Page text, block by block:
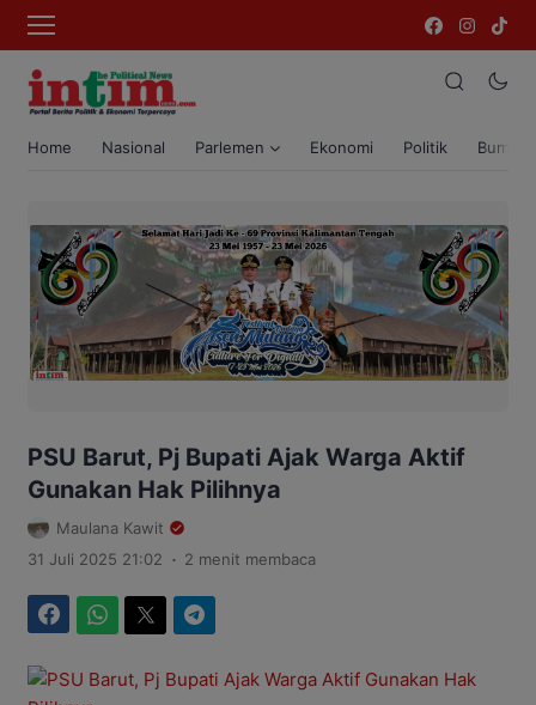
Home Nasional Parlemen Ekonomi Politik Bumi
PSU Barut, Pj Bupati Ajak Warga Aktif
Gunakan Hak Pilihnya
Maulana Kawit
31 Juli 2025 21:02 . 2 menit membaca